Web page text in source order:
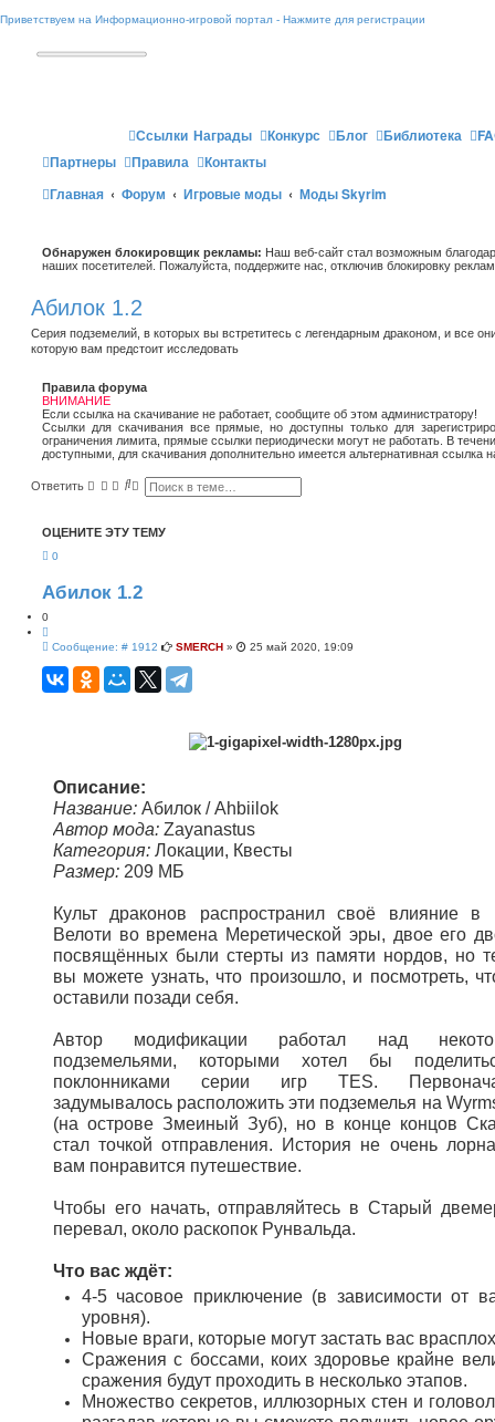
Приветствуем на Информационно-игровой портал - Нажмите для регистрации
Ссылки Награды Конкурс Блог Библиотека
Партнеры
Правила
Контакты
Главная
Форум Игровые моды Моды Skyrim
Обнаружен блокировщик рекламы: Наш веб-сайт стал возможным
наших посетителей. Пожалуйста, поддержите нас, отключив блокировку
Абилок 1.2
Серия подземелий, в которых вы встретитесь с легендарным драконом, и все
которую вам предстоит исследовать
Правила форума
ВНИМАНИЕ
Если ссылка на скачивание не работает, сообщите об этом администратору!
Ссылки для скачивания все прямые, но доступны только для
ограничения лимита, прямые ссылки периодически могут не работать. В
доступными, для скачивания дополнительно имеется альтернативная ссылка
Ответить
П
к
Р
и
н
ы
о
и
с
к
ОЦЕНИТЕ ЭТУ ТЕМУ
0
Абилок 1.2
0
и
а
т
Сообщение: # 1912 С
о
SMERCH » 25 май 2020, 19:09
Описание:
Название: Абилок / Ahbiilok
Автор мода: Zayanastus
Категория: Локации, Квесты
Размер: 209 МБ
Культ драконов распространил своё влияние в
Велоти во времена Меретической эры, двое его
посвящённых были стерты из памяти нордов, но
вы можете узнать, что произошло, и посмотреть,
оставили позади себя.
Автор модификации работал над
подземельями, которыми хотел бы
поклонниками серии игр TES.
задумывалось расположить эти подземелья на
(на острове Змеиный Зуб), но в конце концов
стал точкой отправления. История не очень
вам понравится путешествие.
Чтобы его начать, отправляйтесь в Старый
перевал, около раскопок Рунвальда.
Что вас ждёт:
4-5 часовое приключение (в зависимости от
уровня).
Новые враги, которые могут застать вас
Сражения с боссами, коих здоровье крайне
сражения будут проходить в несколько этапов.
Множество секретов, иллюзорных стен и